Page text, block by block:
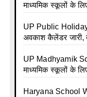
Shiksha
Calendar List
माध्यमिक स्कूलों के
UP Madhyamik
Madhyamik
Holiday
List 2026
UP Public
अवकाश कैलेंडर जारी,
talika | Sarkari
Holidays
UP Madhyamik
माध्यमिक स्कूलों के
Up Madhyamik
Haryana School